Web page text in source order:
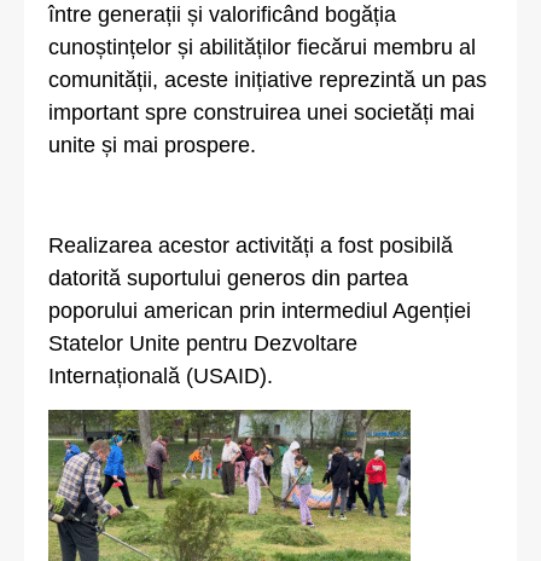
între generații și valorificând bogăția
cunoștințelor și abilităților fiecărui membru al
comunității, aceste inițiative reprezintă un pas
important spre construirea unei societăți mai
unite și mai prospere.
Realizarea acestor activități a fost posibilă
datorită suportului generos din partea
poporului american prin intermediul Agenției
Statelor Unite pentru Dezvoltare
Internațională (USAID).